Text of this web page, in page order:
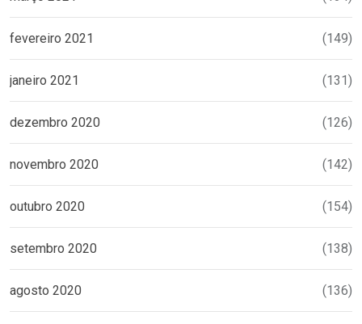
fevereiro 2021 (149)
janeiro 2021 (131)
dezembro 2020 (126)
novembro 2020 (142)
outubro 2020 (154)
setembro 2020 (138)
agosto 2020 (136)